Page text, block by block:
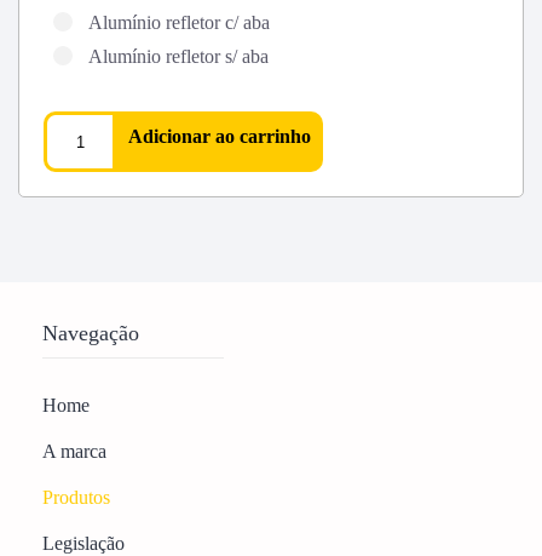
Alumínio refletor c/ aba
Alumínio refletor s/ aba
Adicionar ao carrinho
Navegação
Home
A marca
Produtos
Legislação